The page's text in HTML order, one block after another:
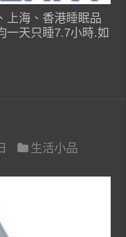
上海、香港睡眠品
一天只睡7.7小時.如
生活小品